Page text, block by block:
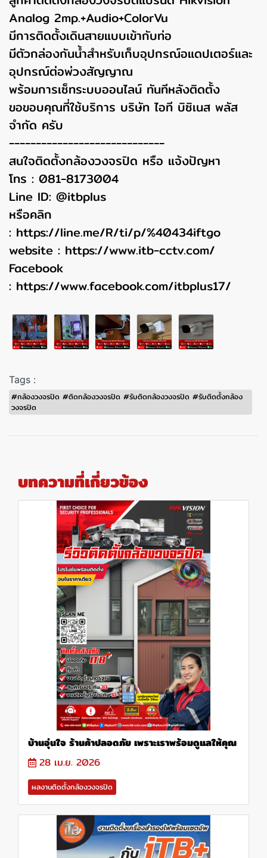
Analog 2mp.+Audio+ColorVu
มีการติดตั้งเดินสายแบบเข้ากับท่อ
มีตัวกล่องกันน้ำสำหรับเก็บอุปกรณ์อแดปเตอร์และ
อุปกรณ์ต่อพ่วงสัญญาณ
พร้อมการเซ็ทระบบออนไลน์ ทันทีหลังติดตั้ง
ขอขอบคุณที่ใช้บริการ บริษัท ไอที บิซิเนส พลัส
จำกัด ครับ
-----------------------------
สนใจติดตั้งกล้องวงจรปิด หรือ แจ้งปัญหา
โทร : 081-8173004
Line ID: @itbplus
หรือคลิก
: https://line.me/R/ti/p/%40434iftgo
website : https://www.itb-cctv.com/
Facebook
: https://www.facebook.com/itbplus17/
Tags :
#กล้องวงจรปิด #ติดกล้องวงจรปิด #รับติดกล้องวงจรปิด #รับติดตั้งกล้อง
วงจรปิด
บทความที่เกี่ยวข้อง
บ้านอุ่นใจ ร้านค้าปลอดภัย เพราะเราพร้อมดูแลให้คุณ
28 เม.ย. 2026
ผลงานติดตั้งกล้องวงจรปิด